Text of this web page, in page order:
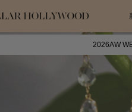
#¥10,000以下プチプラアクセ
#スタッフイチ押し（通勤パー
2026AW